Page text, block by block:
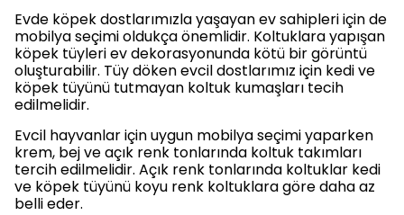
Evde köpek dostlarımızla yaşayan ev sahipleri için de
mobilya seçimi oldukça önemlidir. Koltuklara yapışan
köpek tüyleri ev dekorasyonunda kötü bir görüntü
oluşturabilir. Tüy döken evcil dostlarımız için kedi ve
köpek tüyünü tutmayan koltuk kumaşları tecih
edilmelidir.
Evcil hayvanlar için uygun mobilya seçimi yaparken
krem, bej ve açık renk tonlarında koltuk takımları
tercih edilmelidir. Açık renk tonlarında koltuklar kedi
ve köpek tüyünü koyu renk koltuklara göre daha az
belli eder.